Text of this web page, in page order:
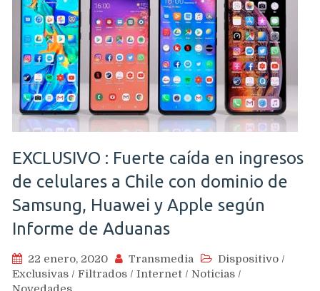
EXCLUSIVO : Fuerte caída en ingresos
de celulares a Chile con dominio de
Samsung, Huawei y Apple según
Informe de Aduanas
22 enero, 2020 Transmedia Dispositivo /
Exclusivas / Filtrados / Internet / Noticias /